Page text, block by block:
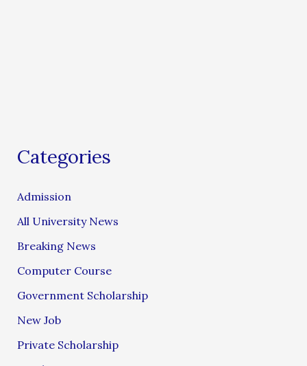
Categories
Admission
All University News
Breaking News
Computer Course
Government Scholarship
New Job
Private Scholarship